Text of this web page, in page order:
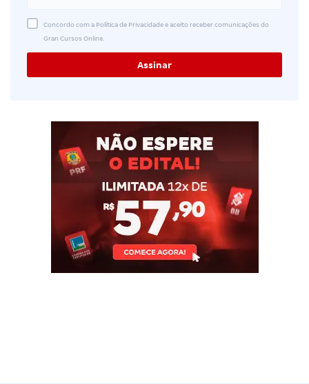
Concordo com a Política de Privacidade e aceito receber comunicações do
Gran Cursos Online.